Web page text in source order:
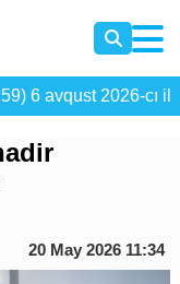
6 avqust 2026-cı il
20 May 2026 11:34